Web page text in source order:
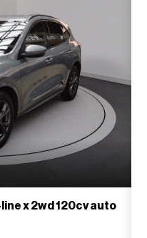
x 2wd 120cv auto